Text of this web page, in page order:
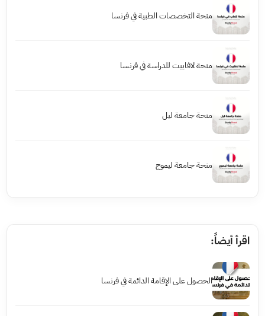
منحة التخصصات الطبية في فرنسا
منحة لافاييت للدراسة في فرنسا
منحة جامعة ليل
منحة جامعة ليموج
اقرأ أيضاً:
الحصول على الإقامة الدائمة في فرنسا